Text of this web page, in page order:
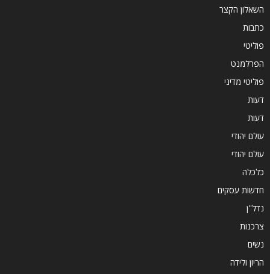
השאלון הקצר
כתבות
פוליטי
הפרלמנט
פוליטי מדיני
דעות
דעות
עולם יהודי
עולם יהודי
כלכלה
חדשות עסקים
נדל''ן
צרכנות
נשים
הריון ולידה